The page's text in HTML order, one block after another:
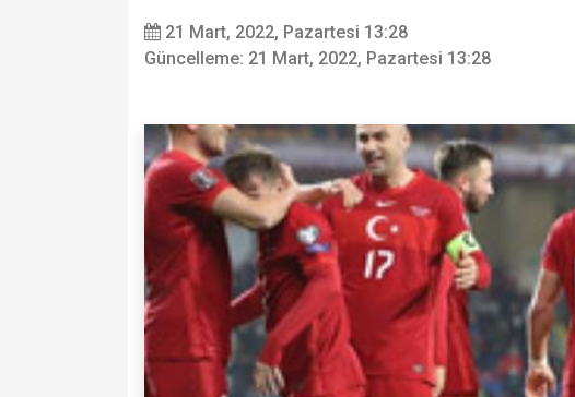
21 Mart, 2022, Pazartesi 13:28
Güncelleme: 21 Mart, 2022, Pazartesi 13:28